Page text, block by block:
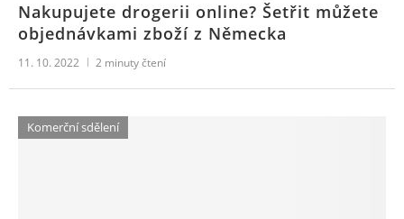
Nakupujete drogerii online? Šetřit můžete
objednávkami zboží z Německa
11. 10. 2022 2 minuty čtení
Komerční sdělení